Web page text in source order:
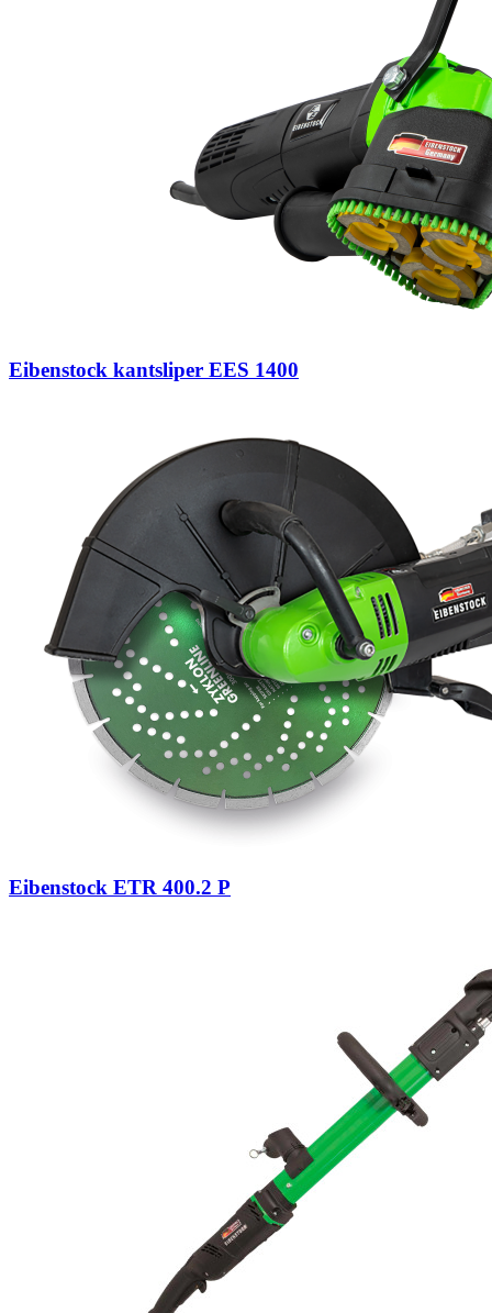
Eibenstock kantsliper EES 1400
Eibenstock ETR 400.2 P